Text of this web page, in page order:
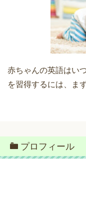
赤ちゃんの英語はい
を習得するには、ま
プロフィール